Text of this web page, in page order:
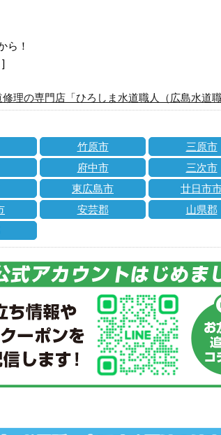
ら！
]
理の専門店「ひろしま水道職人（広島水道職
竹原市
三原市
府中市
三次市
東広島市
廿日市
安芸郡
山県郡